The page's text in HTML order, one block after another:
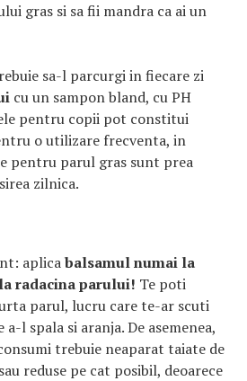
gras si sa fii mandra ca ai un
sa-l parcurgi in fiecare zi
cu un sampon bland, cu PH
pentru copii pot constitui
o utilizare frecventa, in
pentru parul gras sunt prea
zilnica.
aplicabalsamul numai la
radacina parului! Te poti
parul, lucru care te-ar scuti
l spala si aranja. De asemenea,
trebuie neaparat taiate de
reduse pe cat posibil, deoarece